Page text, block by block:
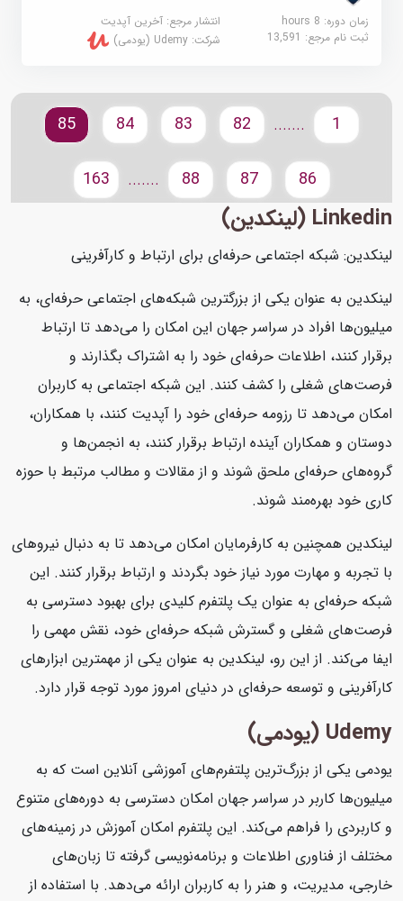
زمان دوره: 8 hours
انتشار مرجع:آخرین آپدیت
ثبت نام مرجع:13,591 شرکت:Udemy (یودمی)
.......
82
83
84
85
86
87
88
.......
163
Linkedin (لینکدین)
لینکدین: شبکه اجتماعی حرفه‌ای برای ارتباط و کارآفرینی
لینکدین به عنوان یکی از بزرگترین شبکه‌های اجتماعی حرفه‌ای، به
میلیون‌ها افراد در سراسر جهان این امکان را می‌دهد تا ارتباط
برقرار کنند، اطلاعات حرفه‌ای خود را به اشتراک بگذارند و
فرصت‌های شغلی را کشف کنند. این شبکه اجتماعی به کاربران
امکان می‌دهد تا رزومه حرفه‌ای خود را آپدیت کنند، با همکاران،
دوستان و همکاران آینده ارتباط برقرار کنند، به انجمن‌ها و
گروه‌های حرفه‌ای ملحق شوند و از مقالات و مطالب مرتبط با حوزه
کاری خود بهره‌مند شوند.
لینکدین همچنین به کارفرمایان امکان می‌دهد تا به دنبال نیروهای
با تجربه و مهارت مورد نیاز خود بگردند و ارتباط برقرار کنند. این
شبکه حرفه‌ای به عنوان یک پلتفرم کلیدی برای بهبود دسترسی به
فرصت‌های شغلی و گسترش شبکه حرفه‌ای خود، نقش مهمی را
ایفا می‌کند. از این رو، لینکدین به عنوان یکی از مهمترین ابزارهای
کارآفرینی و توسعه حرفه‌ای در دنیای امروز مورد توجه قرار دارد.
Udemy (یودمی)
یودمی یکی از بزرگ‌ترین پلتفرم‌های آموزشی آنلاین است که به
میلیون‌ها کاربر در سراسر جهان امکان دسترسی به دوره‌های متنوع
و کاربردی را فراهم می‌کند. این پلتفرم امکان آموزش در زمینه‌های
مختلف از فناوری اطلاعات و برنامه‌نویسی گرفته تا زبان‌های
خارجی، مدیریت، و هنر را به کاربران ارائه می‌دهد. با استفاده از